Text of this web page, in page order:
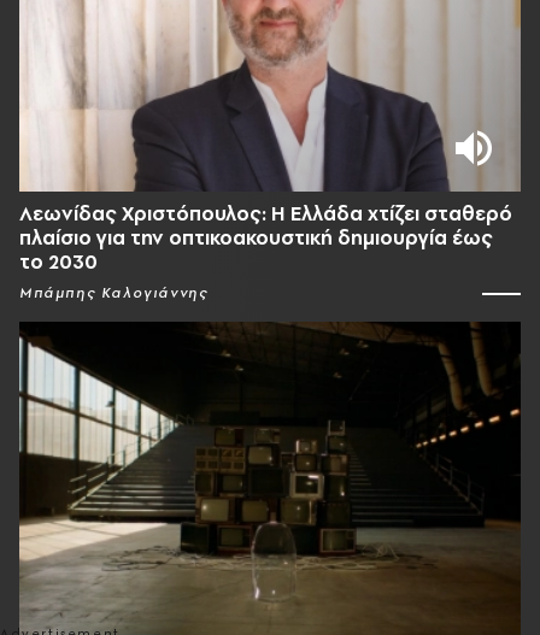
Λεωνίδας Χριστόπουλος: Η Ελλάδα χτίζει σταθερό
πλαίσιο για την οπτικοακουστική δημιουργία έως
το 2030
Μπάμπης Καλογιάννης